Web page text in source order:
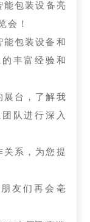
包装设备亮
会！
能包装设备和
丰富经验和
展台，了解我
队进行深入
关系，为您提
友们再会亳